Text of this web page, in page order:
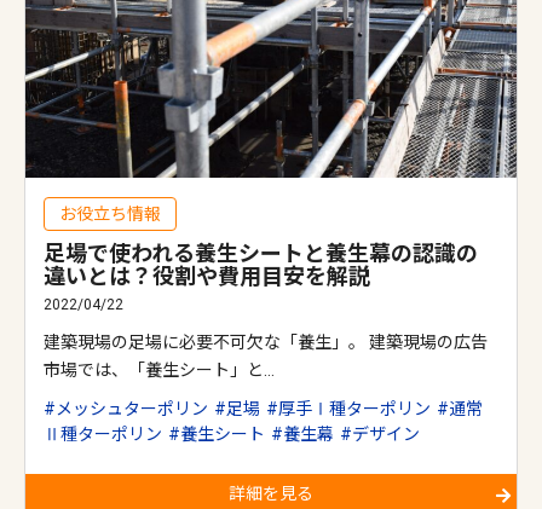
お役立ち情報
足場で使われる養生シートと養生幕の認識の
違いとは？役割や費用目安を解説
2022/04/22
建築現場の足場に必要不可欠な「養生」。 建築現場の広告
市場では、「養生シート」と…
メッシュターポリン
足場 厚手Ⅰ種ターポリン
通常
Ⅱ種ターポリン
養生シート 養生幕 デザイン
詳細を見る